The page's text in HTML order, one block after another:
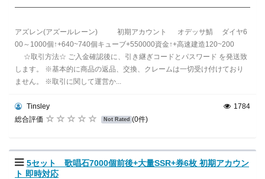
アズレン(アズールレーン) 初期アカウント オデッサ鯖 ダイヤ6
00～1000個↑+640~740個キューブ+550000資金↑+高速建造120~200
☆取引方法☆ ご入金確認後に、引き継ぎコードとパスワード を発送致
します。 ※基本的に商品の返品、交換、クレームは一切受け付けており
ません。 ※取引に関して運営か...
Tinsley
総合評価
Not Rated (0件)
1784
5セット 歌唱石7000個前後+大量SSR+券6枚 初期アカウン
ト 即時対応